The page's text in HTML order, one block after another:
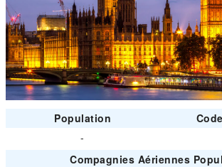
Population
-
Compagnies Aériennes